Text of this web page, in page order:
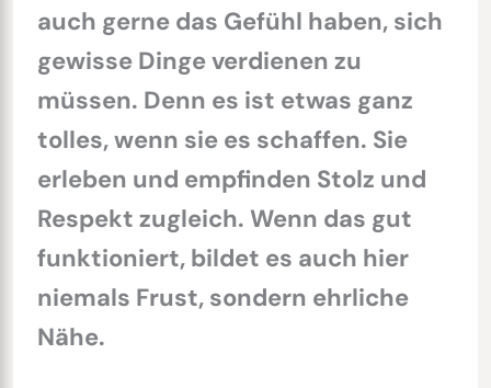
auch gerne das Gefühl haben, sich
gewisse Dinge verdienen zu
müssen. Denn es ist etwas ganz
tolles, wenn sie es schaffen. Sie
erleben und empfinden Stolz und
Respekt zugleich. Wenn das gut
funktioniert, bildet es auch hier
niemals Frust, sondern ehrliche
Nähe.